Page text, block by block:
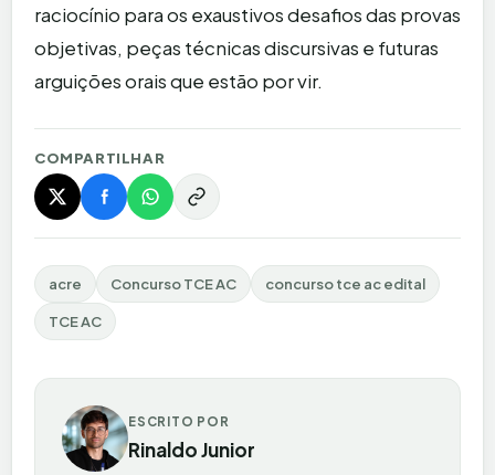
raciocínio para os exaustivos desafios das provas
objetivas, peças técnicas discursivas e futuras
arguições orais que estão por vir.
COMPARTILHAR
acre Concurso TCE AC concurso tce ac edital
TCE AC
ESCRITO POR
Rinaldo Junior